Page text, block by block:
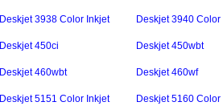
Deskjet 3938 Color Inkjet Deskjet 3940 Color
Deskjet 450ci Deskjet 450wbt
Deskjet 460wbt Deskjet 460wf
Deskjet 5151 Color Inkjet Deskjet 5160 Color